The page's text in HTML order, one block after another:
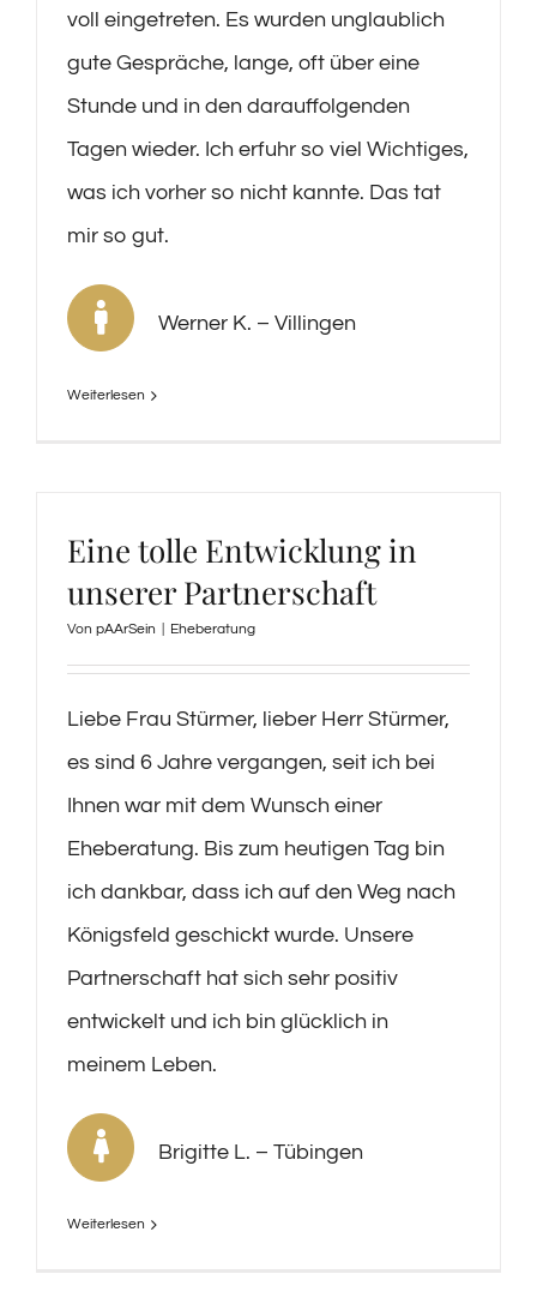
voll eingetreten. Es wurden unglaublich
gute Gespräche, lange, oft über eine
Stunde und in den darauffolgenden
Tagen wieder. Ich erfuhr so viel Wichtiges,
was ich vorher so nicht kannte. Das tat
mir so gut.
Werner K. – Villingen
Weiterlesen
Eine tolle Entwicklung in
unserer Partnerschaft
Von pAArSein Eheberatung
Liebe Frau Stürmer, lieber Herr Stürmer,
es sind 6 Jahre vergangen, seit ich bei
Ihnen war mit dem Wunsch einer
Eheberatung. Bis zum heutigen Tag bin
ich dankbar, dass ich auf den Weg nach
Königsfeld geschickt wurde. Unsere
Partnerschaft hat sich sehr positiv
entwickelt und ich bin glücklich in
meinem Leben.
Brigitte L. – Tübingen
Weiterlesen